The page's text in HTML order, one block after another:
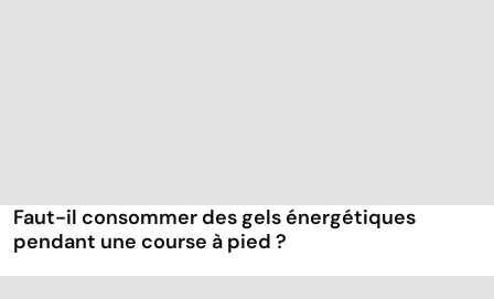
Faut-il consommer des gels énergétiques
pendant une course à pied ?